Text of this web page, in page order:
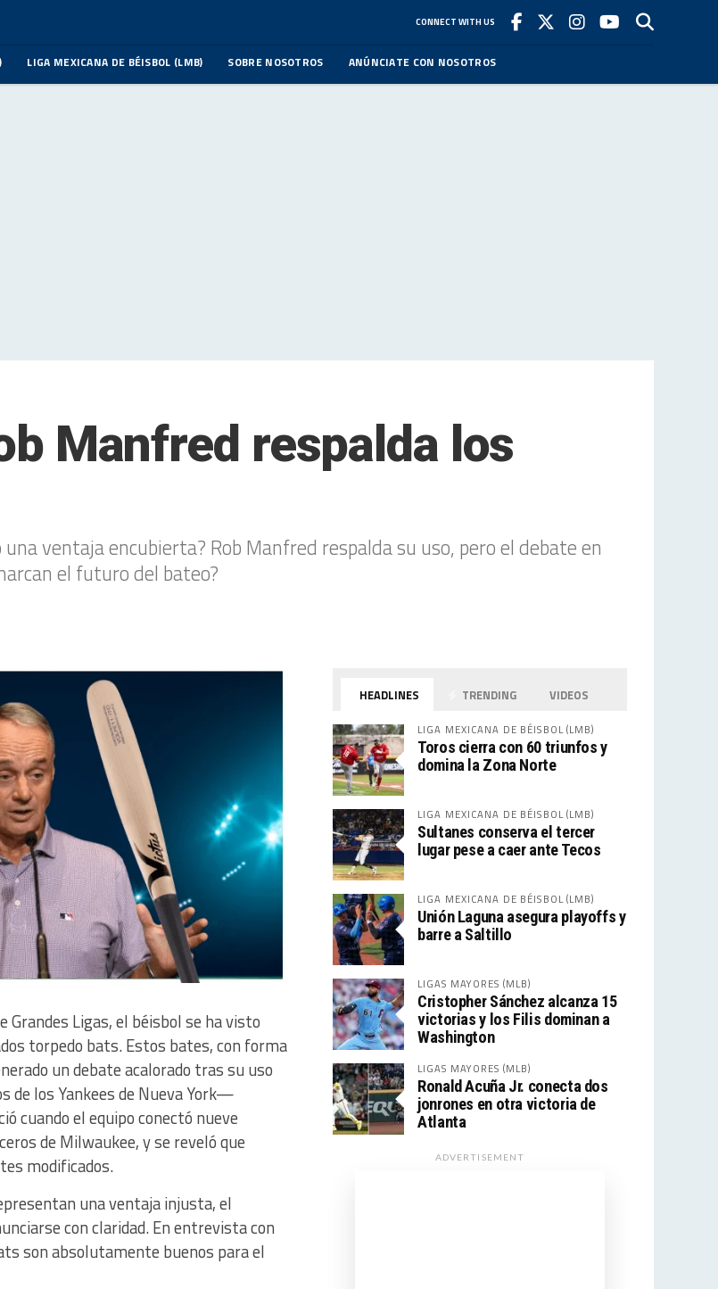
CONNECT WITH US
LIGA MEXICANA DE BÉISBOL (LMB) SOBRE NOSOTROS ANÚNCIATE CON NOSOTROS
Manfred respalda los
ventaja encubierta? Rob Manfred respalda su uso, pero el debate en
el futuro del bateo?
Grandes Ligas, el béisbol se ha visto
torpedo bats. Estos bates, con forma
un debate acalorado tras su uso
los Yankees de Nueva York—
cuando el equipo conectó nueve
de Milwaukee, y se reveló que
modificados.
una ventaja injusta, el
con claridad. En entrevista con
son absolutamente buenos para el
HEADLINES TRENDING VIDEOS
LIGA MEXICANA DE BÉISBOL (LMB)
Toros cierra con 60 triunfos y
domina la Zona Norte
LIGA MEXICANA DE BÉISBOL (LMB)
Sultanes conserva el tercer
lugar pese a caer ante Tecos
LIGA MEXICANA DE BÉISBOL (LMB)
Unión Laguna asegura playoffs y
barre a Saltillo
LIGAS MAYORES (MLB)
Cristopher Sánchez alcanza 15
victorias y los Filis dominan a
Washington
LIGAS MAYORES (MLB)
Ronald Acuña Jr. conecta dos
jonrones en otra victoria de
Atlanta
ADVERTISEMENT